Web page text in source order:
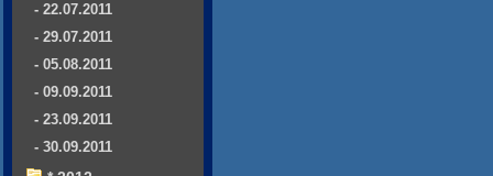
- 22.07.2011
- 29.07.2011
- 05.08.2011
- 09.09.2011
- 23.09.2011
- 30.09.2011